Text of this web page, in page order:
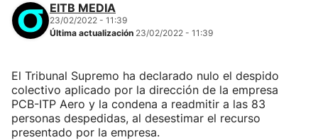
EITB MEDIA
23/02/2022 - 11:39
Última actualización 23/02/2022 - 11:39
El Tribunal Supremo ha declarado nulo el despido
colectivo aplicado por la dirección de la empresa
PCB-ITP Aero y la condena a readmitir a las 83
personas despedidas, al desestimar el recurso
presentado por la empresa.